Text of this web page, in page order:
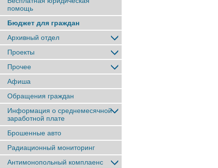
помощь
Бюджет для граждан
Архивный отдел
Проекты
Прочее
Афиша
Обращения граждан
Информация о среднемесячной
заработной плате
Брошенные авто
Радиационный мониторинг
Антимонопольный комплаенс